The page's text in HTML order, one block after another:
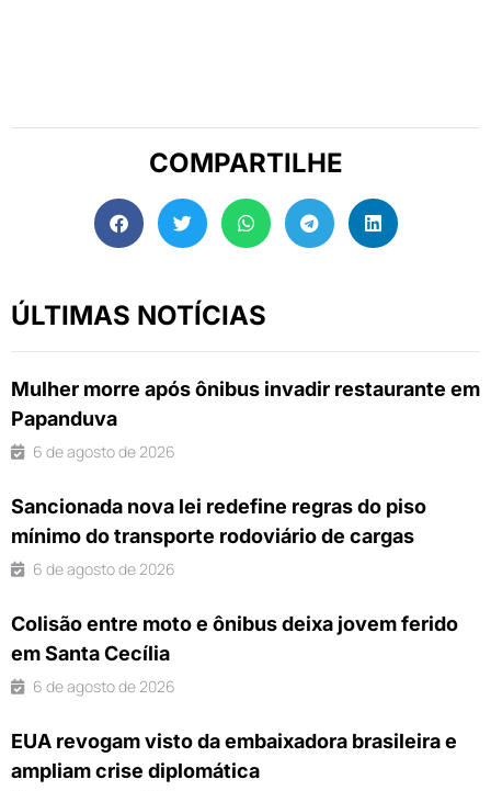
COMPARTILHE
ÚLTIMAS NOTÍCIAS
Mulher morre após ônibus invadir restaurante em
Papanduva
6 de agosto de 2026
Sancionada nova lei redefine regras do piso
mínimo do transporte rodoviário de cargas
6 de agosto de 2026
Colisão entre moto e ônibus deixa jovem ferido
em Santa Cecília
6 de agosto de 2026
EUA revogam visto da embaixadora brasileira e
ampliam crise diplomática